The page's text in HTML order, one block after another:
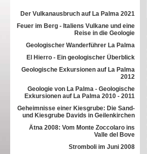
Der Vulkanausbruch auf La Palma 2021
Feuer im Berg - Italiens Vulkane und eine
Reise in die Geologie
Geologischer Wanderführer La Palma
El Hierro - Ein geologischer Überblick
Geologische Exkursionen auf La Palma
2012
Geologie von La Palma - Geologische
Exkursionen auf La Palma 2010 - 2011
Geheimnisse einer Kiesgrube: Die Sand-
und Kiesgrube Davids in Geilenkirchen
Ätna 2008: Vom Monte Zoccolaro ins
Valle del Bove
Stromboli im Juni 2008